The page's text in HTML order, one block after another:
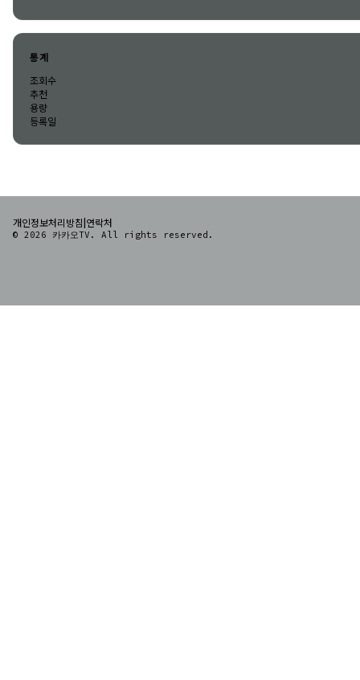
통계
조회수
추천
용량
등록일
개인정보처리방침|연락처
© 2026 카카오TV. All rights reserved.